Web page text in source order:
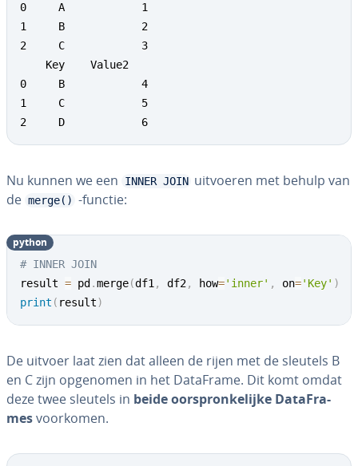
0     A            1
1     B            2
2     C            3
    Key    Value2
0     B            4
1     C            5
2     D            6
Nu kunnen we een INNER JOIN uitvoeren met behulp van
de merge() -functie:
# INNER JOIN
result = pd .merge(df1 , df2, how='inner' , on='Key' )
print ( result)
python
De uitvoer laat zien dat alleen de rijen met de sleutels B
en C zijn opgenomen in het DataFrame. Dit komt omdat
deze twee sleutels in beide oor­spron­ke­lij­ke Da­taF­ra­
mesvoorkomen.